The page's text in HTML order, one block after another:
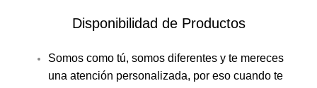
Disponibilidad de Productos
Somos como tú, somos diferentes y te mereces
una atención personalizada, por eso cuando te